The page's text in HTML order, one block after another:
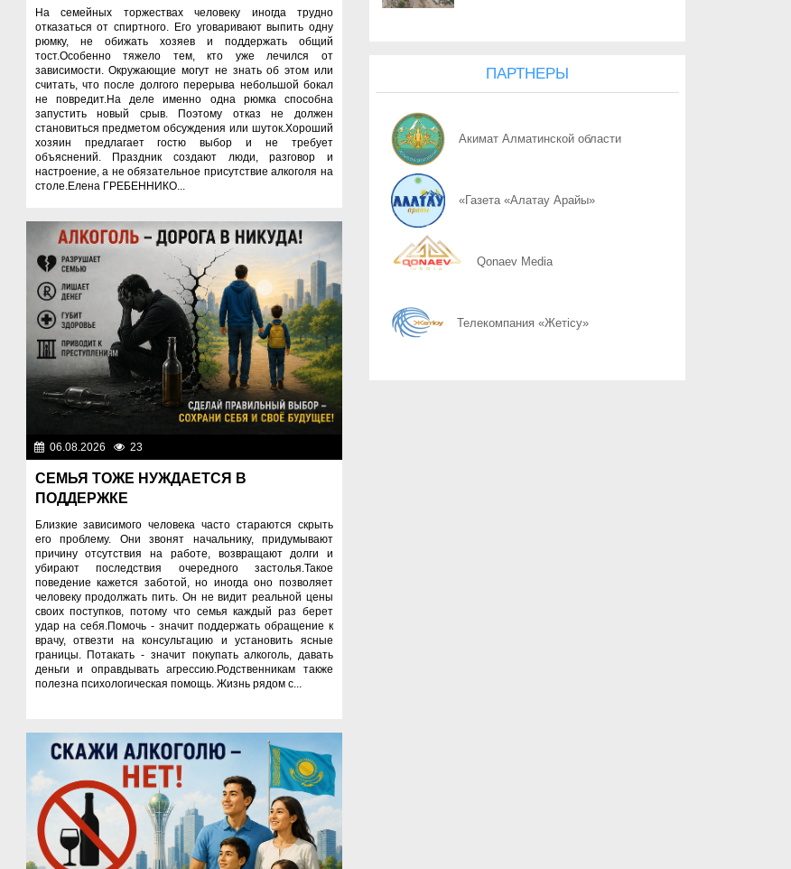
На семейных торжествах человеку иногда трудно
отказаться от спиртного. Его уговаривают выпить одну
рюмку, не обижать хозяев и поддержать общий
тост.Особенно тяжело тем, кто уже лечился от
зависимости. Окружающие могут не знать об этом или
считать, что после долгого перерыва небольшой бокал
не повредит.На деле именно одна рюмка способна
запустить новый срыв. Поэтому отказ не должен
становиться предметом обсуждения или шуток.Хороший
хозяин предлагает гостю выбор и не требует
объяснений. Праздник создают люди, разговор и
настроение, а не обязательное присутствие алкоголя на
столе.Елена ГРЕБЕННИКО...
06.08.2026 23
СЕМЬЯ ТОЖЕ НУЖДАЕТСЯ В
ПОДДЕРЖКЕ
Близкие зависимого человека часто стараются скрыть
его проблему. Они звонят начальнику, придумывают
причину отсутствия на работе, возвращают долги и
убирают последствия очередного застолья.Такое
поведение кажется заботой, но иногда оно позволяет
человеку продолжать пить. Он не видит реальной цены
своих поступков, потому что семья каждый раз берет
удар на себя.Помочь - значит поддержать обращение к
врачу, отвезти на консультацию и установить ясные
границы. Потакать - значит покупать алкоголь, давать
деньги и оправдывать агрессию.Родственникам также
полезна психологическая помощь. Жизнь рядом с...
06.08 С чего начинается насилие
06.08
06.08
06.08 Не проходите мимо чужого крика
ПАРТНЕРЫ
Акимат Алматинской области
«Газета «Алатау Арайы»
Qonaev Media
Телекомпания «Жетісу»